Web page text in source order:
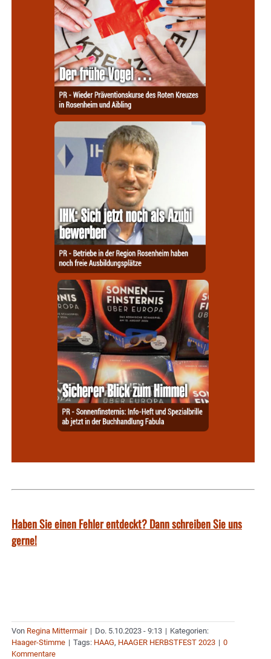
Haben Sie einen Fehler entdeckt? Dann schreiben Sie uns
gerne!
Von Regina Mittermair | Do. 5.10.2023 - 9:13 | Kategorien:
Haager-Stimme | Tags: HAAG, HAAGER HERBSTFEST 2023 | 0
Kommentare